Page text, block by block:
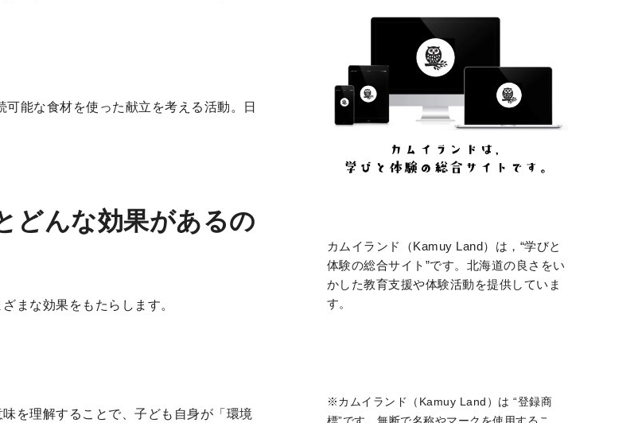
能な食材を使った献立を考える活動。日
どんな効果があるの
まな効果をもたらします。
を理解することで、子ども自身が「環境
カムイランド（Kamuy Land）は，“学びと
体験の総合サイト”です。北海道の良さをい
かした教育支援や体験活動を提供していま
す。
※カムイランド（Kamuy Land）は “登録商